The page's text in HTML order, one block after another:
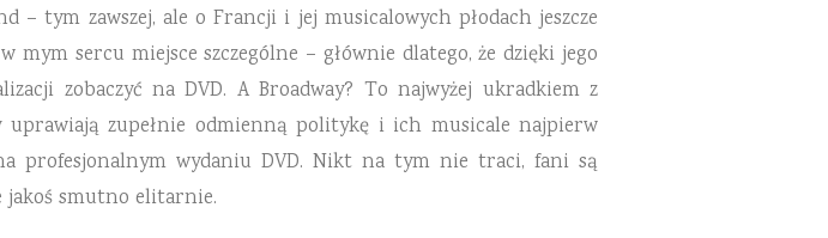
– tym zawszej, ale o Francji i jej musicalowych płodach jeszcze
sercu miejsce szczególne – głównie dlatego, że dzięki jego
zobaczyć na DVD. A Broadway? To najwyżej ukradkiem z
uprawiają zupełnie odmienną politykę i ich musicale najpierw
profesjonalnym wydaniu DVD. Nikt na tym nie traci, fani są
jakoś smutno elitarnie.